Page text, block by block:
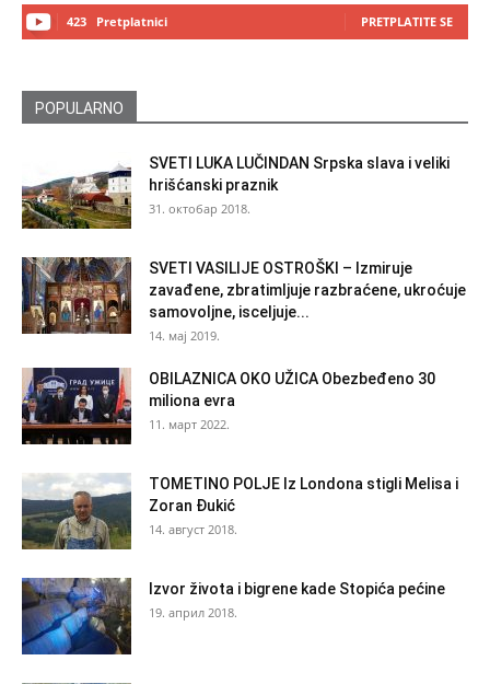
423 Pretplatnici PRETPLATITE SE
POPULARNO
SVETI LUKA LUČINDAN Srpska slava i veliki
hrišćanski praznik
31. октобар 2018.
SVETI VASILIJE OSTROŠKI – Izmiruje
zavađene, zbratimljuje razbraćene, ukroćuje
samovoljne, isceljuje...
14. мај 2019.
OBILAZNICA OKO UŽICA Obezbeđeno 30
miliona evra
11. март 2022.
TOMETINO POLJE Iz Londona stigli Melisa i
Zoran Đukić
14. август 2018.
Izvor života i bigrene kade Stopića pećine
19. април 2018.